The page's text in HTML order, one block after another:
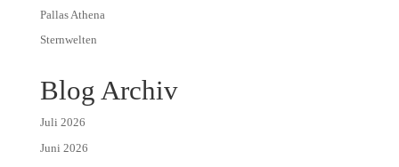
Pallas Athena
Sternwelten
Blog Archiv
Juli 2026
Juni 2026